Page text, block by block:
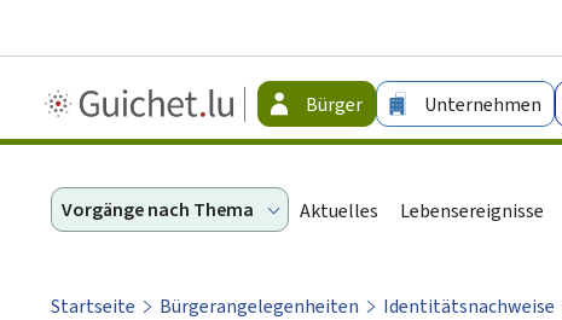
Guichet.lu
-
Bürger Unternehmen
Vorgänge nach Thema Aktuelles Lebensereignisse
Startseite Bürgerangelegenheiten Identitätsnachweise